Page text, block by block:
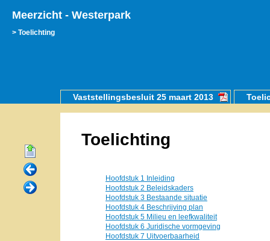
Meerzicht - Westerpark
Toelichting
Vaststellingsbesluit 25 maart 2013
Toelichting
Hoofdstuk 1 Inleiding
Hoofdstuk 2 Beleidskaders
Hoofdstuk 3 Bestaande situatie
Hoofdstuk 4 Beschrijving plan
Hoofdstuk 5 Milieu en leefkwaliteit
Hoofdstuk 6 Juridische vormgeving
Hoofdstuk 7 Uitvoerbaarheid